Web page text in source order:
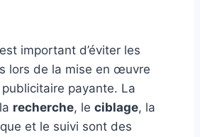
important d’éviter les
lors de la mise en œuvre
publicitaire payante. La
recherche, le ciblage, la
et le suivi sont des